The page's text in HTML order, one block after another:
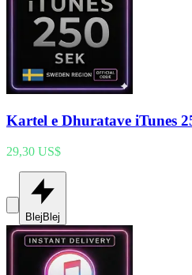
Kartel e Dhuratave iTunes
29,30 US$
BlejBlej